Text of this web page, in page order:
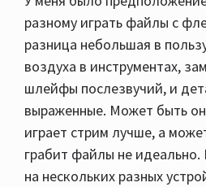
разному играть файлы с
разница небольшая в
воздуха в инструментах,
шлейфы послезвучий, и
выраженные. Может быть
играет стрим лучше, а
грабит файлы не
на нескольких разных